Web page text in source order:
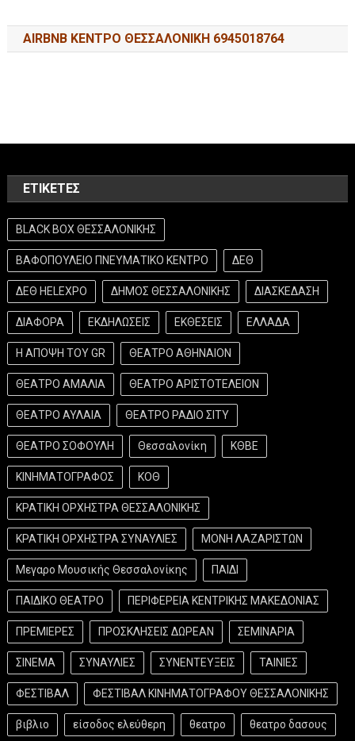
AIRBNB ΚΕΝΤΡΟ ΘΕΣΣΑΛΟΝΙΚΗ 6945018764
ΕΤΙΚΈΤΕΣ
BLACK BOX ΘΕΣΣΑΛΟΝΙΚΗΣ
ΒΑΦΟΠΟΥΛΕΙΟ ΠΝΕΥΜΑΤΙΚΟ ΚΕΝΤΡΟ ΔΕΘ
ΔΕΘ HELEXPO ΔΗΜΟΣ ΘΕΣΣΑΛΟΝΙΚΗΣ ΔΙΑΣΚΕΔΑΣΗ
ΔΙΑΦΟΡΑ ΕΚΔΗΛΩΣΕΙΣ ΕΚΘΕΣΕΙΣ ΕΛΛΑΔΑ
Η ΑΠΟΨΗ ΤΟΥ GR ΘΕΑΤΡΟ ΑΘΗΝΑΙΟΝ
ΘΕΑΤΡΟ ΑΜΑΛΙΑ ΘΕΑΤΡΟ ΑΡΙΣΤΟΤΕΛΕΙΟΝ
ΘΕΑΤΡΟ ΑΥΛΑΙΑ ΘΕΑΤΡΟ ΡΑΔΙΟ ΣΙΤΥ
ΘΕΑΤΡΟ ΣΟΦΟΥΛΗ Θεσσαλονίκη ΚΘΒΕ
ΚΙΝΗΜΑΤΟΓΡΑΦΟΣ ΚΟΘ
ΚΡΑΤΙΚΗ ΟΡΧΗΣΤΡΑ ΘΕΣΣΑΛΟΝΙΚΗΣ
ΚΡΑΤΙΚΗ ΟΡΧΗΣΤΡΑ ΣΥΝΑΥΛΙΕΣ ΜΟΝΗ ΛΑΖΑΡΙΣΤΩΝ
Μεγαρο Μουσικής Θεσσαλονίκης ΠΑΙΔΙ
ΠΑΙΔΙΚΟ ΘΕΑΤΡΟ ΠΕΡΙΦΕΡΕΙΑ ΚΕΝΤΡΙΚΗΣ ΜΑΚΕΔΟΝΙΑΣ
ΠΡΕΜΙΕΡΕΣ ΠΡΟΣΚΛΗΣΕΙΣ ΔΩΡΕΑΝ ΣΕΜΙΝΑΡΙΑ
ΣΙΝΕΜΑ ΣΥΝΑΥΛΙΕΣ ΣΥΝΕΝΤΕΥΞΕΙΣ ΤΑΙΝΙΕΣ
ΦΕΣΤΙΒΑΛ ΦΕΣΤΙΒΑΛ ΚΙΝΗΜΑΤΟΓΡΑΦΟΥ ΘΕΣΣΑΛΟΝΙΚΗΣ
βιβλιο είσοδος ελεύθερη θεατρο θεατρο δασους